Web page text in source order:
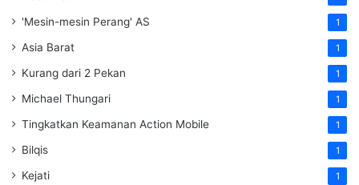
'Mesin-mesin Perang' AS 1
Asia Barat 1
Kurang dari 2 Pekan 1
Michael Thungari 1
Tingkatkan Keamanan Action Mobile 1
Bilqis 1
Kejati 1